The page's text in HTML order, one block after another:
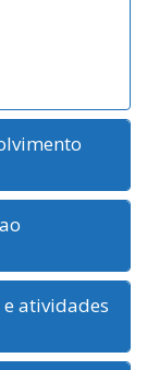
atividades